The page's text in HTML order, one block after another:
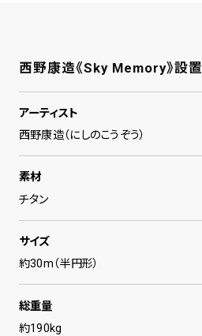
西野康造《Sky Memory》設置
アーティスト
西野康造（にしのこうぞう）
素材
チタン
サイズ
約30m（半円形）
総重量
約190kg